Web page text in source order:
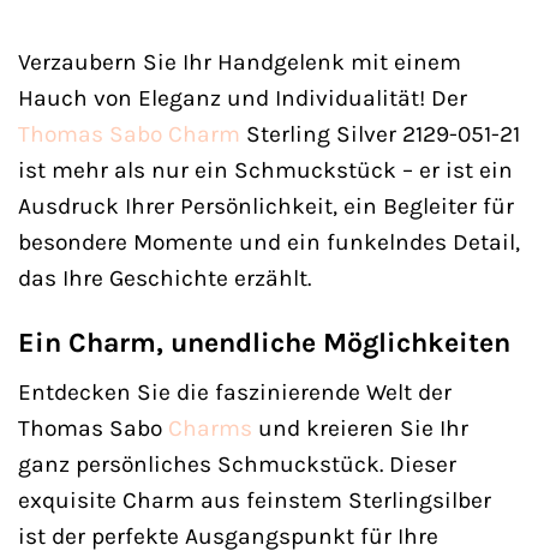
Verzaubern Sie Ihr Handgelenk mit einem
Hauch von Eleganz und Individualität! Der
Thomas Sabo Charm Sterling Silver 2129-051-21
ist mehr als nur ein Schmuckstück – er ist ein
Ausdruck Ihrer Persönlichkeit, ein Begleiter für
besondere Momente und ein funkelndes Detail,
das Ihre Geschichte erzählt.
Ein Charm, unendliche Möglichkeiten
Entdecken Sie die faszinierende Welt der
Thomas Sabo Charms und kreieren Sie Ihr
ganz persönliches Schmuckstück. Dieser
exquisite Charm aus feinstem Sterlingsilber
ist der perfekte Ausgangspunkt für Ihre